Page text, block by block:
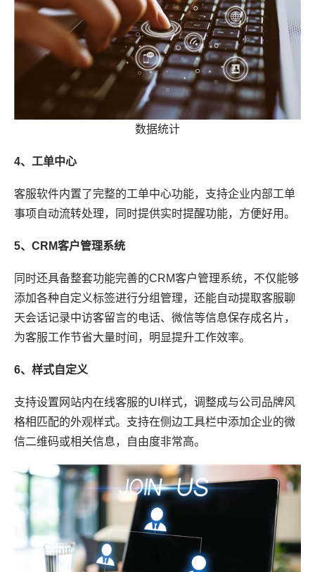
数据统计
4、工单中心
客服软件内置了完整的工单中心功能，支持企业内部工单
事项自动流转处理，同时提供实时提醒功能，方便好用。
5、CRM客户管理系统
同时还具备整套功能完善的CRM客户管理系统，不仅能够
添加各种自定义标签进行分组管理，还能自动提取客服聊
天会话记录中访客留言的电话、微信等信息保存成名片，
为客服工作节省大量时间，明显提升工作效率。
6、样式自定义
支持设置网站内在线客服的UI样式，调整成与公司品牌风
格相匹配的外观样式。支持在侧边工具栏中添加企业的微
信二维码或相关信息，自由度非常高。